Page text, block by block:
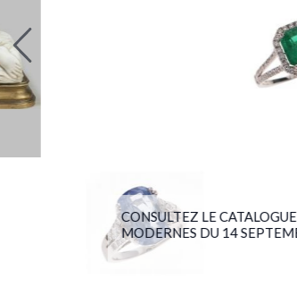
CONSULTEZ LE CATALOGUE DE
MODERNES DU 14 SEPTEMBRE